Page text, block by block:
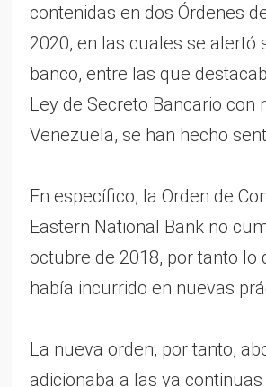
contenidas en dos Órdenes
2020, en las cuales se alertó
banco, entre las que
Ley de Secreto Bancario con
Venezuela, se han hecho
En específico, la Orden de
Eastern National Bank no
octubre de 2018, por tanto
había incurrido en nuevas
La nueva orden, por tanto,
adicionaba a las ya